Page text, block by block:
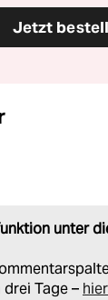
Jetzt
unter
Tage –